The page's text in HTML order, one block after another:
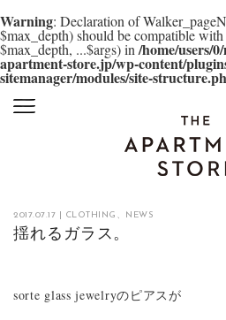
Warning: Declaration of
$max_depth) should be compatible
$max_depth, ...$args) in /home/users/
apartment-store.jp/wp-content/
sitemanager/modules/site-
2017.07.17 CLOTHING 、 NEWS
揺れるガラス。
sorte glass jewelryのピアスが